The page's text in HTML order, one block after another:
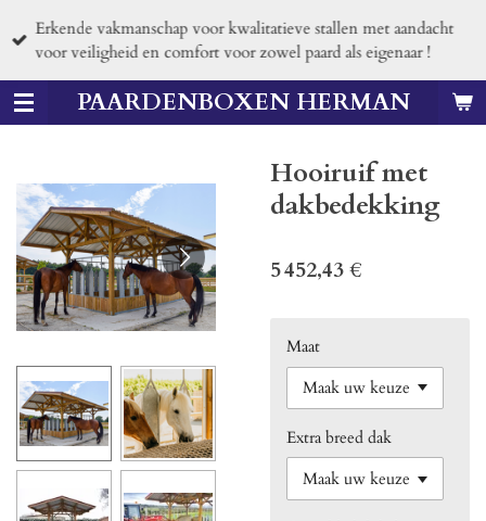
Passer
au
principal PAARDENBOXEN HERMAN
Erkende vakmanschap voor kwalitatieve stallen met aandacht
voor veiligheid en comfort voor zowel paard als eigenaar !
Hooiruif met
dakbedekking
5 452,43 €
Maat
Extra breed dak